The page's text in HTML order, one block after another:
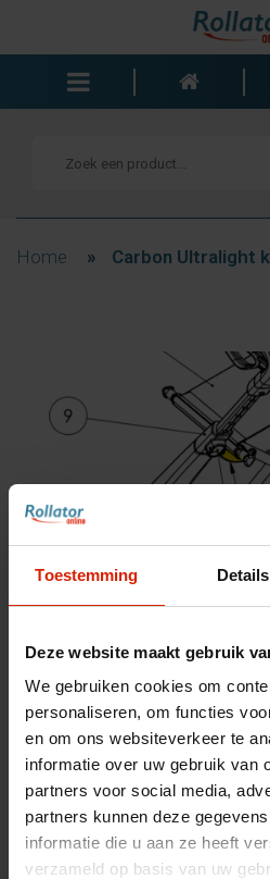
Toestemming Details
Deze website maakt gebruik
We gebruiken cookies om
personaliseren, om functies
en om ons websiteverkeer te
informatie over uw gebruik van
partners voor social media,
partners kunnen deze
informatie die u aan ze heeft
verzameld op basis van uw
Rolstoelen
Wisselstukken
Blogs
nl
fr
Home » Carbon Ultralight
Ninja Slider trial version